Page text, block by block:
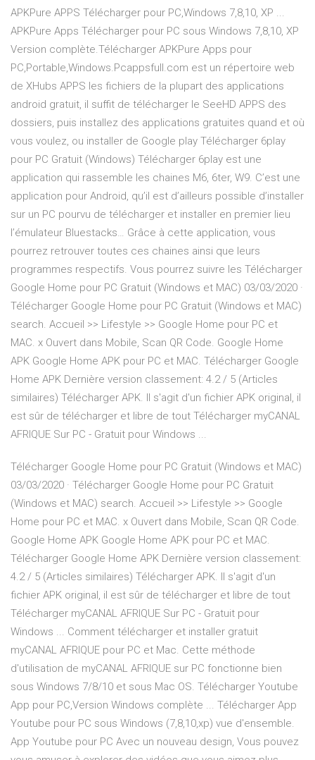
APKPure APPS Télécharger pour PC,Windows 7,8,10, XP ...
APKPure Apps Télécharger pour PC sous Windows 7,8,10, XP
Version complète.Télécharger APKPure Apps pour
PC,Portable,Windows.Pcappsfull.com est un répertoire web
de XHubs APPS les fichiers de la plupart des applications
android gratuit, il suffit de télécharger le SeeHD APPS des
dossiers, puis installez des applications gratuites quand et où
vous voulez, ou installer de Google play Télécharger 6play
pour PC Gratuit (Windows) Télécharger 6play est une
application qui rassemble les chaines M6, 6ter, W9. C’est une
application pour Android, qu’il est d’ailleurs possible d’installer
sur un PC pourvu de télécharger et installer en premier lieu
l’émulateur Bluestacks… Grâce à cette application, vous
pourrez retrouver toutes ces chaines ainsi que leurs
programmes respectifs. Vous pourrez suivre les Télécharger
Google Home pour PC Gratuit (Windows et MAC) 03/03/2020 ·
Télécharger Google Home pour PC Gratuit (Windows et MAC)
search. Accueil >> Lifestyle >> Google Home pour PC et
MAC. x Ouvert dans Mobile, Scan QR Code. Google Home
APK Google Home APK pour PC et MAC. Télécharger Google
Home APK Dernière version classement: 4.2 / 5 (Articles
similaires) Télécharger APK. Il s'agit d'un fichier APK original, il
est sûr de télécharger et libre de tout Télécharger myCANAL
AFRIQUE Sur PC - Gratuit pour Windows ...
Télécharger Google Home pour PC Gratuit (Windows et MAC)
03/03/2020 · Télécharger Google Home pour PC Gratuit
(Windows et MAC) search. Accueil >> Lifestyle >> Google
Home pour PC et MAC. x Ouvert dans Mobile, Scan QR Code.
Google Home APK Google Home APK pour PC et MAC.
Télécharger Google Home APK Dernière version classement:
4.2 / 5 (Articles similaires) Télécharger APK. Il s'agit d'un
fichier APK original, il est sûr de télécharger et libre de tout
Télécharger myCANAL AFRIQUE Sur PC - Gratuit pour
Windows ... Comment télécharger et installer gratuit
myCANAL AFRIQUE pour PC et Mac. Cette méthode
d'utilisation de myCANAL AFRIQUE sur PC fonctionne bien
sous Windows 7/8/10 et sous Mac OS. Télécharger Youtube
App pour PC,Version Windows complète ... Télécharger App
Youtube pour PC sous Windows (7,8,10,xp) vue d'ensemble.
App Youtube pour PC Avec un nouveau design, Vous pouvez